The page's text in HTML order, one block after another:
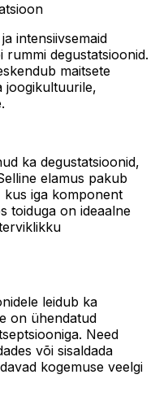
intensiivsemaid
rummi degustatsioonid.
maitsete
joogikultuurile,
ka degustatsioonid,
elamus pakub
kus iga komponent
toiduga on ideaalne
leidub ka
on ühendatud
Need
või sisaldada
kogemuse veelgi